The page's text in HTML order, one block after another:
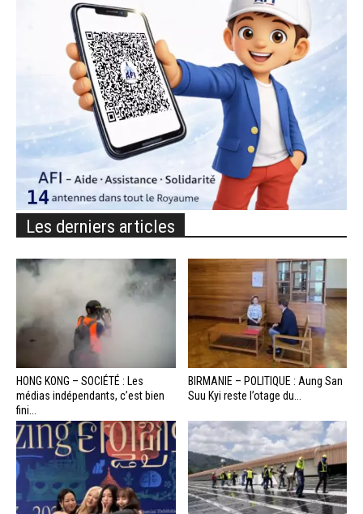
Les derniers articles
HONG KONG – SOCIÉTÉ : Les
médias indépendants, c’est bien
fini...
BIRMANIE – POLITIQUE : Aung San
Suu Kyi reste l’otage du...